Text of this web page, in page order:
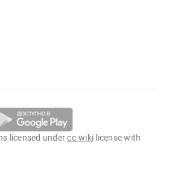
licensed undercc-wiki license with